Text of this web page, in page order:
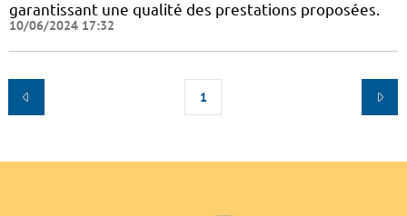
garantissant une qualité des prestations proposées.
10/06/2024 17:32
1